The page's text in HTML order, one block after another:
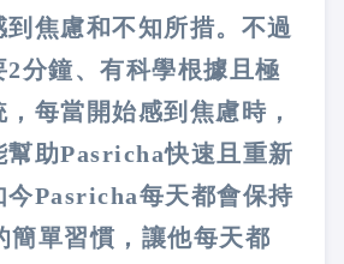
焦慮和不知所措。不過
分鐘、有科學根據且極
每當開始感到焦慮時，
幫助Pasricha快速且重新
今Pasricha每天都會保持
簡單習慣，讓他每天都